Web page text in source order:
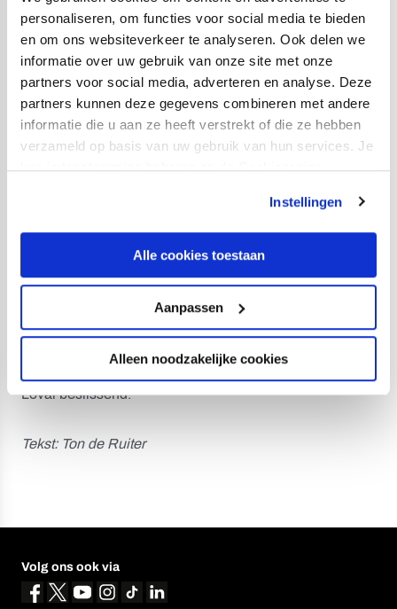
personaliseren, om functies voor social media te bieden
en om ons websiteverkeer te analyseren. Ook delen we
informatie over uw gebruik van onze site met onze
partners voor social media, adverteren en analyse. Deze
partners kunnen deze gegevens combineren met andere
informatie die u aan ze heeft verstrekt of die ze hebben
verzameld op basis van uw gebruik van hun services. Je
kan je toestemming beheren op de Cookiepagina.
Instellingen
Alle cookies toestaan
Aanpassen
Alleen noodzakelijke cookies
572 overtredingen, 63 gele kaarten in competitie en vier
rode kaarten voor Van Dijk, Pieters, Rossini en
Boussaboun. Tom Caluwé wordt topscorer met slechts
7 doelpunten.
Intertoto
FC Utrecht speelt een recordaantal officiële duels: 44
(34 in de competitie, 6 in de play-off en 4 in de beker). In
winnende hand. Vervolgens plaatst FC Utrecht zich voor
de Intertoto na twee gelijke spelen tegen Vitesse. Ook
nu zijn de uit gescoorde doelpunten van Rossini en
Loval beslissend.
Tekst: Ton de Ruiter
Volg ons ook via